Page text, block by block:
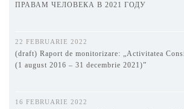
ПРАВАМ ЧЕЛОВЕКА В 2021 ГОДУ
22 FEBRUARIE 2022
(draft) Raport de monitorizare: „Activitatea
(1 august 2016 – 31 decembrie 2021)”
16 FEBRUARIE 2022